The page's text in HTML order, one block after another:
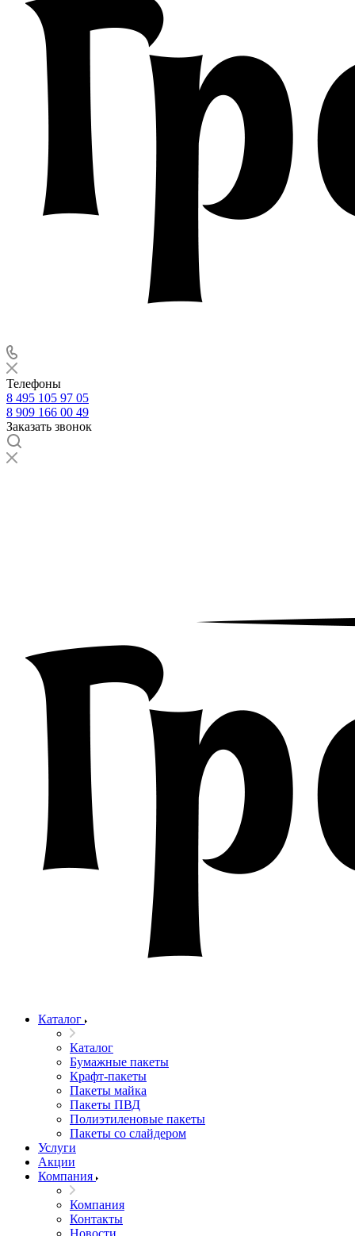
Телефоны
8 495 105 97 05
8 909 166 00 49
Заказать звонок
Каталог
Каталог
Бумажные пакеты
Крафт-пакеты
Пакеты майка
Пакеты ПВД
Полиэтиленовые пакеты
Пакеты со слайдером
Услуги
Акции
Компания
Компания
Контакты
Новости